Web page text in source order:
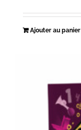
Ajouter au panier